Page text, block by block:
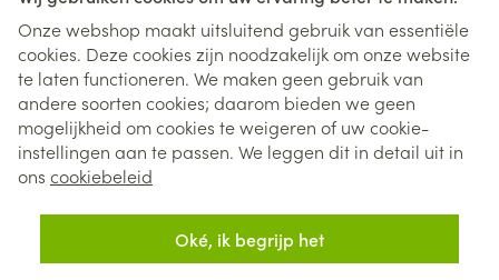
Onze webshop maakt uitsluitend gebruik van essentiële
cookies. Deze cookies zijn noodzakelijk om onze website
te laten functioneren. We maken geen gebruik van
andere soorten cookies; daarom bieden we geen
mogelijkheid om cookies te weigeren of uw cookie-
instellingen aan te passen. We leggen dit in detail uit in
ons cookiebeleid
Oké, ik begrijp het
Juridische links